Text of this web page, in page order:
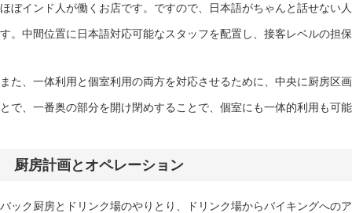
ほぼインド人が働くお店です。ですので、日本語がちゃんと話せない
す。中間位置に日本語対応可能なスタッフを配置し、接客レベルの担
また、一体利用と個室利用の両方を対応させるために、中央に厨房区
とで、一番奥の部分を開け閉めすることで、個室にも一体的利用も可
厨房計画とオペレーション
バック厨房とドリンク場のやりとり、ドリンク場からバイキングへの